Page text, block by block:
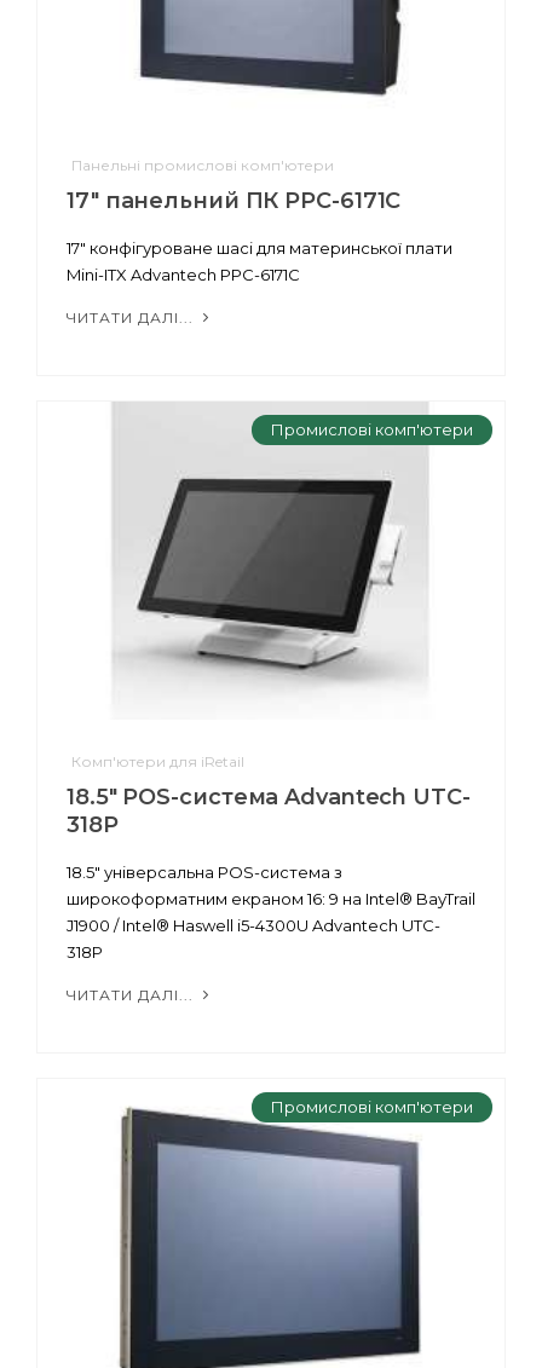
Панельні промислові комп'ютери
17" панельний ПК PPC-6171С
17" конфігуроване шасі для материнської плати
Mini-ITX Advantech PPC-6171С
ЧИТАТИ ДАЛІ...
Промислові комп'ютери
Комп'ютери для iRetail
18.5" POS-система Advantech UTC-
318P
18.5" універсальна POS-система з
широкоформатним екраном 16: 9 на Intel® BayTrail
J1900 / Intel® Haswell i5-4300U Advantech UTC-
318P
ЧИТАТИ ДАЛІ...
Промислові комп'ютери